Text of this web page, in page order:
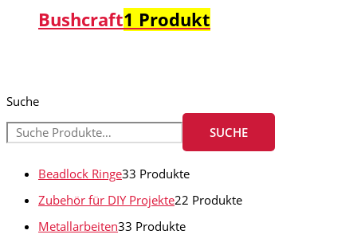
Suche
SUCHE
Beadlock Ringe33 Produkte
Zubehör für DIY Projekte22 Produkte
Metallarbeiten33 Produkte
Bushcraft1 Produkt